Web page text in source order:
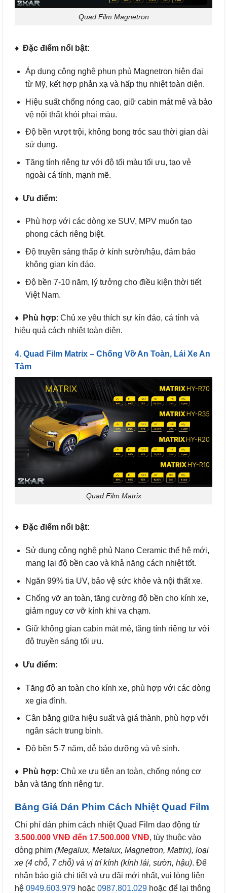
Quad Film Magnetron
♦ Đặc điểm nổi bật:
Áp dụng công nghệ phun phủ Magnetron hiện đại
từ Mỹ, kết hợp phản xạ và hấp thụ nhiệt toàn diện.
Hiệu suất chống nóng cao, giữ cabin mát mẻ và bảo
vệ nội thất khỏi phai màu.
Độ bền vượt trội, không bong tróc sau thời gian dài
sử dụng.
Tăng tính riêng tư với độ tối màu tối ưu, tạo vẻ
ngoài cá tính, mạnh mẽ.
♦ Ưu điểm:
Phù hợp với các dòng xe SUV, MPV muốn tạo
phong cách riêng biệt.
Độ truyền sáng thấp ở kính sườn/hậu, đảm bảo
không gian kín đáo.
Độ bền 7-10 năm, lý tưởng cho điều kiện thời tiết
Việt Nam.
♦ Phù hợp: Chủ xe yêu thích sự kín đáo, cá tính và
hiệu quả cách nhiệt toàn diện.
4. Quad Film Matrix – Chống Vỡ An Toàn, Lái Xe An
Tâm
Quad Film Matrix
♦ Đặc điểm nổi bật:
Sử dụng công nghệ phủ Nano Ceramic thế hệ mới,
mang lại độ bền cao và khả năng cách nhiệt tốt.
Ngăn 99% tia UV, bảo vệ sức khỏe và nội thất xe.
Chống vỡ an toàn, tăng cường độ bền cho kính xe,
giảm nguy cơ vỡ kính khi va chạm.
Giữ không gian cabin mát mẻ, tăng tính riêng tư với
độ truyền sáng tối ưu.
♦ Ưu điểm:
Tăng độ an toàn cho kính xe, phù hợp với các dòng
xe gia đình.
Cân bằng giữa hiệu suất và giá thành, phù hợp với
ngân sách trung bình.
Độ bền 5-7 năm, dễ bảo dưỡng và vệ sinh.
♦ Phù hợp: Chủ xe ưu tiên an toàn, chống nóng cơ
bản và tăng tính riêng tư.
Bảng Giá Dán Phim Cách Nhiệt Quad Film
Chi phí dán phim cách nhiệt Quad Film dao động từ
3.500.000 VNĐ đến 17.500.000 VNĐ, tùy thuộc vào
dòng phim (Megalux, Metalux, Magnetron, Matrix), loại
xe (4 chỗ, 7 chỗ) và vị trí kính (kính lái, sườn, hậu). Để
nhận báo giá chi tiết và ưu đãi mới nhất, vui lòng liên
hệ 0949.603.979 hoặc 0987.801.029 hoặc để lại thông